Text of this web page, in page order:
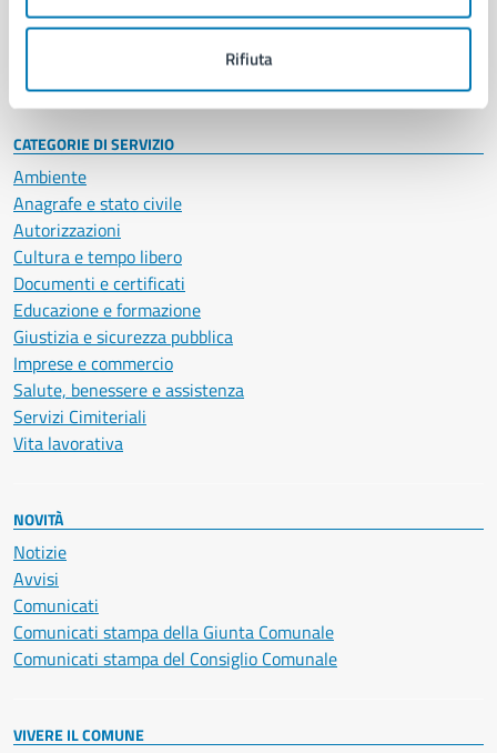
Rifiuta
Personale amministrativo
Intranet, posta aziendale e protocollo
CATEGORIE DI SERVIZIO
Ambiente
Anagrafe e stato civile
Autorizzazioni
Cultura e tempo libero
Documenti e certificati
Educazione e formazione
Giustizia e sicurezza pubblica
Imprese e commercio
Salute, benessere e assistenza
Servizi Cimiteriali
Vita lavorativa
NOVITÀ
Notizie
Avvisi
Comunicati
Comunicati stampa della Giunta Comunale
Comunicati stampa del Consiglio Comunale
VIVERE IL COMUNE